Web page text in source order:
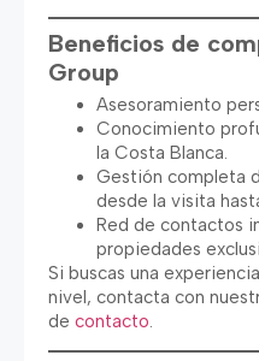
Beneficios de
Group
Asesoramiento
Conocimiento
la Costa Blanca.
Gestión completa
desde la visita
Red de contactos
propiedades
Si buscas una
nivel, contacta con
de contacto.